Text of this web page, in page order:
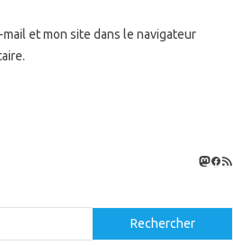
et mon site dans le navigateur
Flux
Rechercher